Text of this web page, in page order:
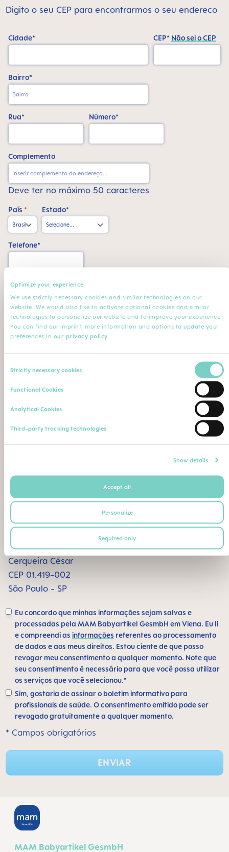
Optimize your experience
We use strictly necessary cookies and similar technologies on our
website. We would also like to activate optional cookies and similar
technologies to personalize our website and to improve your experience.
You can find our imprint, more information and options to update your
preferences in our privacy policy.
Strictly necessary cookies
Functional Cookies
Analytical Cookies
Third-party tracking technologies
Show details
Accept all
Personalize
Required only
Digito o seu CEP para encontrarmos o seu endereco
Cidade* CEP* Não sei o CEP
Bairro*
Rua* Número*
Complemento
Deve ter no máximo 50 caracteres
País * Estado*
Telefone*
CPF*
Minha Profissão
Profissão* Especialização
Faça o upload de sua qualificação profissional (diploma,
certificado de conclusão de curso, carteira de identidade
Ou envie seu comprovante de qualificação como
segue para o seguinte endereço postal ou e-mail:
BEBE SAUDE LTDA | CNPJ 02.729.687/0001-26
Alameda Santos, 1165 sala 1009
Cerqueira César
CEP 01.419-002
São Paulo - SP
Eu concordo que minhas informações sejam salvas e
processadas pela MAM Babyartikel GesmbH em Viena. Eu li
e compreendi as informações referentes ao processamento
de dados e aos meus direitos. Estou ciente de que posso
revogar meu consentimento a qualquer momento. Note que
seu consentimento é necessário para que você possa utilizar
os serviços que você selecionou.*
Sim, gostaria de assinar o boletim informativo para
profissionais de saúde. O consentimento emitido pode ser
revogado gratuitamente a qualquer momento.
* Campos obrigatórios
ENVIAR
MAM Babyartikel GesmbH